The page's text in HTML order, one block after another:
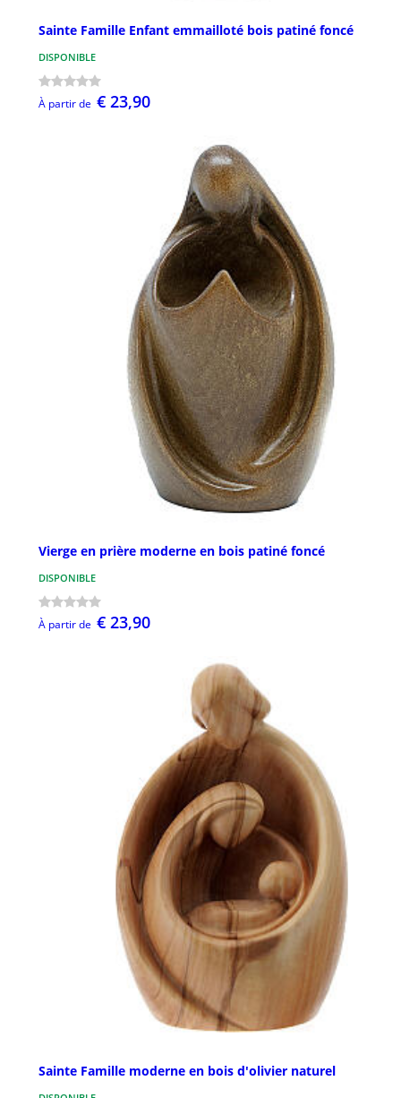
Sainte Famille Enfant emmailloté bois patiné foncé
DISPONIBLE
À partir de € 23,90
Vierge en prière moderne en bois patiné foncé
DISPONIBLE
À partir de € 23,90
Sainte Famille moderne en bois d'olivier naturel